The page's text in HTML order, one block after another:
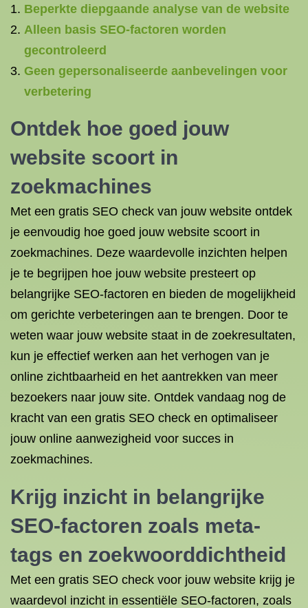
Beperkte diepgaande analyse van de website
Alleen basis SEO-factoren worden
gecontroleerd
Geen gepersonaliseerde aanbevelingen voor
verbetering
Ontdek hoe goed jouw
website scoort in
zoekmachines
Met een gratis SEO check van jouw website ontdek
je eenvoudig hoe goed jouw website scoort in
zoekmachines. Deze waardevolle inzichten helpen
je te begrijpen hoe jouw website presteert op
belangrijke SEO-factoren en bieden de mogelijkheid
om gerichte verbeteringen aan te brengen. Door te
weten waar jouw website staat in de zoekresultaten,
kun je effectief werken aan het verhogen van je
online zichtbaarheid en het aantrekken van meer
bezoekers naar jouw site. Ontdek vandaag nog de
kracht van een gratis SEO check en optimaliseer
jouw online aanwezigheid voor succes in
zoekmachines.
Krijg inzicht in belangrijke
SEO-factoren zoals meta-
tags en zoekwoorddichtheid
Met een gratis SEO check voor jouw website krijg je
waardevol inzicht in essentiële SEO-factoren, zoals